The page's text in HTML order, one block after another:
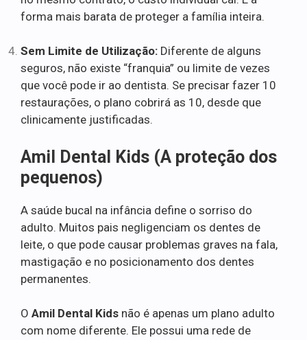
forma mais barata de proteger a família inteira.
Sem Limite de Utilização: Diferente de alguns
seguros, não existe “franquia” ou limite de vezes
que você pode ir ao dentista. Se precisar fazer 10
restaurações, o plano cobrirá as 10, desde que
clinicamente justificadas.
Amil Dental Kids (A proteção dos
pequenos)
A saúde bucal na infância define o sorriso do
adulto. Muitos pais negligenciam os dentes de
leite, o que pode causar problemas graves na fala,
mastigação e no posicionamento dos dentes
permanentes.
O Amil Dental Kids não é apenas um plano adulto
com nome diferente. Ele possui uma rede de